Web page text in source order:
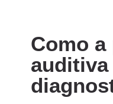
Como a
auditiva